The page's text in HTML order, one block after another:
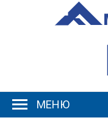
МЕНЮ